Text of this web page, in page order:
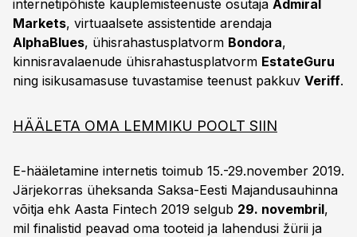
internetipõhiste kauplemisteenuste osutaja Admiral
Markets, virtuaalsete assistentide arendaja
AlphaBlues, ühisrahastusplatvorm Bondora,
kinnisravalaenude ühisrahastusplatvorm EstateGuru
ning isikusamasuse tuvastamise teenust pakkuv Veriff.
HÄÄLETA OMA LEMMIKU POOLT SIIN
E-hääletamine internetis toimub 15.-29.november 2019.
Järjekorras üheksanda Saksa-Eesti Majandusauhinna
võitja ehk Aasta Fintech 2019 selgub 29. novembril,
mil finalistid peavad oma tooteid ja lahendusi žürii ja